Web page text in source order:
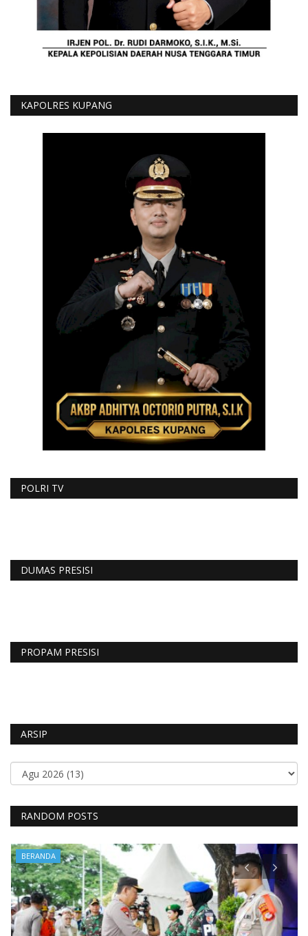
KAPOLRES KUPANG
POLRI TV
DUMAS PRESISI
PROPAM PRESISI
ARSIP
RANDOM POSTS
BERANDA